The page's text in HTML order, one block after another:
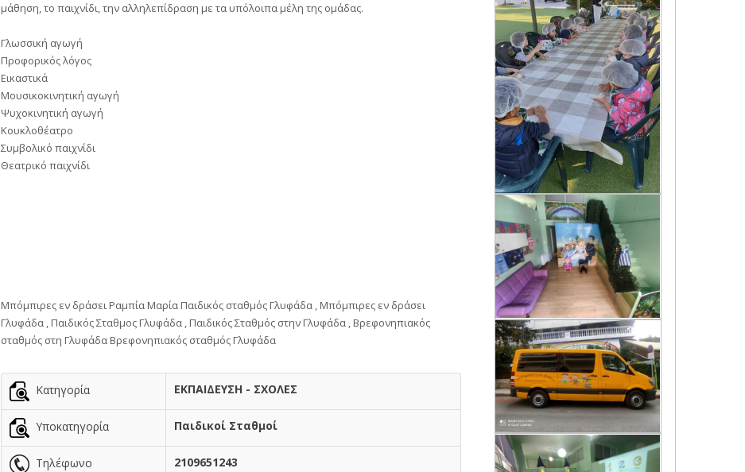
μάθηση, το παιχνίδι, την αλληλεπίδραση με τα υπόλοιπα μέλη της ομάδας.
Γλωσσική αγωγή
Προφορικός λόγος
Εικαστικά
Μουσικοκινητική αγωγή
Ψυχοκινητική αγωγή
Κουκλοθέατρο
Συμβολικό παιχνίδι
Θεατρικό παιχνίδι
Μπόμπιρες εν δράσει Ραμπία Μαρία Παιδικός σταθμός Γλυφάδα , Μπόμπιρες εν δράσει
Γλυφάδα , Παιδικός Σταθμος Γλυφάδα , Παιδικός Σταθμός στην Γλυφάδα , Βρεφονηπιακός
σταθμός στη Γλυφάδα Βρεφονηπιακός σταθμός Γλυφάδα
Κατηγορία ΕΚΠΑΙΔΕΥΣΗ - ΣΧΟΛΕΣ
Υποκατηγορία Παιδικοί Σταθμοί
Τηλέφωνο 2109651243